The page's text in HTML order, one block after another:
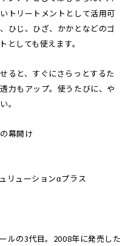
トリートメントとして活用可
ひじ、ひざ、かかとなどのゴ
としても使えます。
ると、すぐにさらっとするた
力もアップ。使うたびに、や
。
幕開け
リューションαプラス
ルの3代目。2008年に発売した